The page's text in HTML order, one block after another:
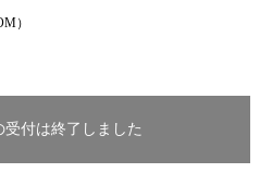
）
受付は終了しました